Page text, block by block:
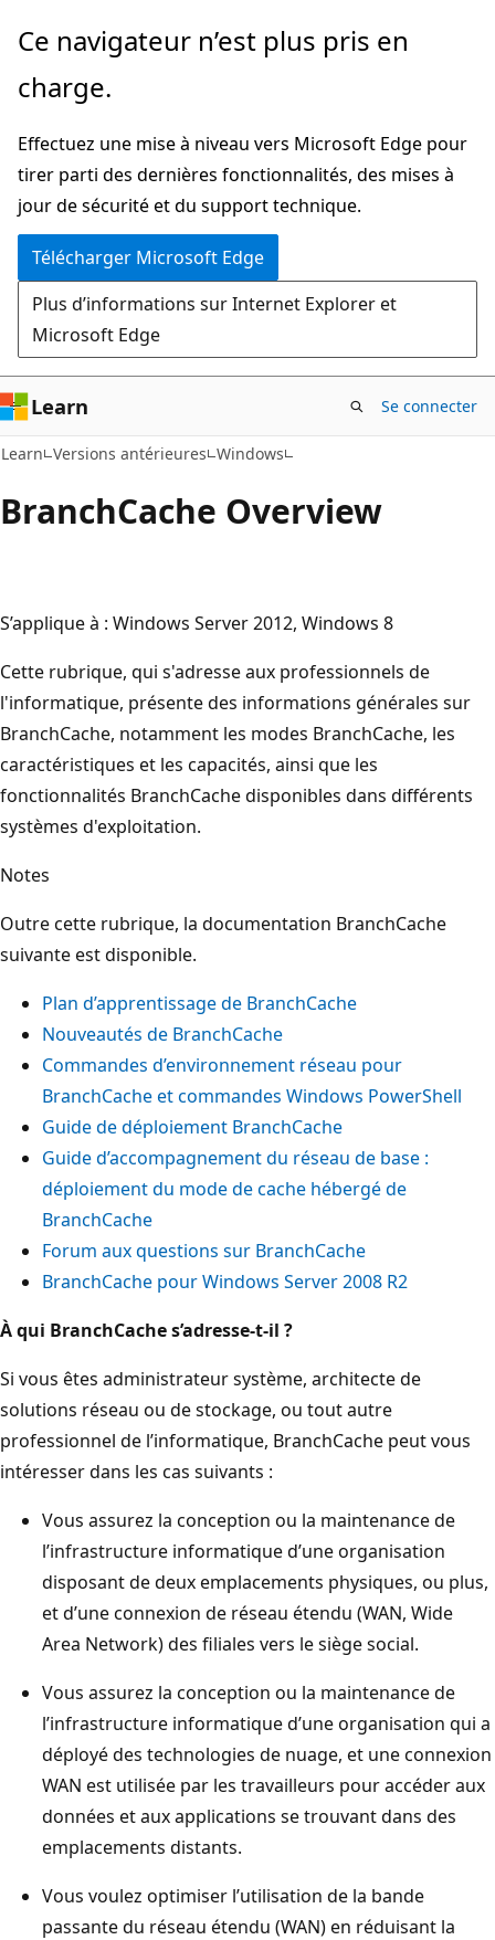
Passer
directement
au
principal
Ce navigateur n’est plus pris en
charge.
Effectuez une mise à niveau vers Microsoft Edge pour
tirer parti des dernières fonctionnalités, des mises à
jour de sécurité et du support technique.
Télécharger Microsoft Edge
Plus d’informations sur Internet Explorer et
Microsoft Edge
Learn Se connecter
Learn Versions antérieures Windows
BranchCache Overview
S’applique à : Windows Server 2012, Windows 8
Cette rubrique, qui s'adresse aux professionnels de
l'informatique, présente des informations générales sur
BranchCache, notamment les modes BranchCache, les
caractéristiques et les capacités, ainsi que les
fonctionnalités BranchCache disponibles dans différents
systèmes d'exploitation.
Notes
Outre cette rubrique, la documentation BranchCache
suivante est disponible.
Plan d’apprentissage de BranchCache
Nouveautés de BranchCache
Commandes d’environnement réseau pour
BranchCache et commandes Windows PowerShell
Guide de déploiement BranchCache
Guide d’accompagnement du réseau de base :
déploiement du mode de cache hébergé de
BranchCache
Forum aux questions sur BranchCache
BranchCache pour Windows Server 2008 R2
À qui BranchCache s’adresse-t-il ?
Si vous êtes administrateur système, architecte de
solutions réseau ou de stockage, ou tout autre
professionnel de l’informatique, BranchCache peut vous
intéresser dans les cas suivants :
Vous assurez la conception ou la maintenance de
l’infrastructure informatique d’une organisation
disposant de deux emplacements physiques, ou plus,
et d’une connexion de réseau étendu (WAN, Wide
Area Network) des filiales vers le siège social.
Vous assurez la conception ou la maintenance de
l’infrastructure informatique d’une organisation qui a
déployé des technologies de nuage, et une connexion
WAN est utilisée par les travailleurs pour accéder aux
données et aux applications se trouvant dans des
emplacements distants.
Vous voulez optimiser l’utilisation de la bande
passante du réseau étendu (WAN) en réduisant la